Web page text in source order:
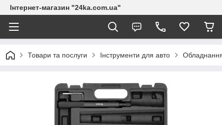
Інтернет-магазин "24ka.com.ua"
Товари та послуги Інструменти для авто